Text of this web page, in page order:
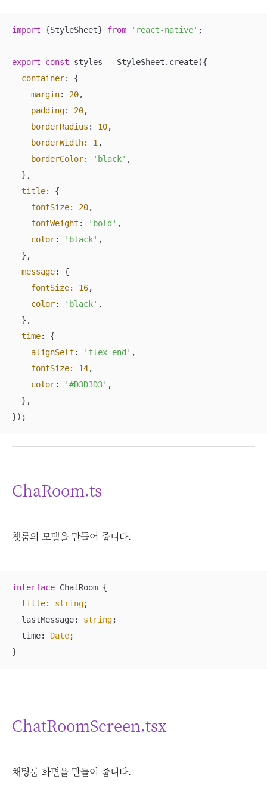
import {StyleSheet} from 'react-native' ;
export const styles = StyleSheet.create({
container: {
margin: 20,
padding: 20,
borderRadius : 10,
borderWidth: 1 ,
borderColor: 'black' ,
  },
title: {
fontSize: 20,
fontWeight : 'bold' ,
color: 'black' ,
  },
message: {
fontSize: 16,
color: 'black' ,
  },
time: {
alignSelf: 'flex-end' ,
fontSize: 14,
color: '#D3D3D3' ,
  },
});
ChaRoom.ts
챗룸의 모델을 만들어 줍니다.
interface ChatRoom {
title: string;
  lastMessage:
string;
  time:
Date;
}
ChatRoomScreen.tsx
채팅룸 화면을 만들어 줍니다.